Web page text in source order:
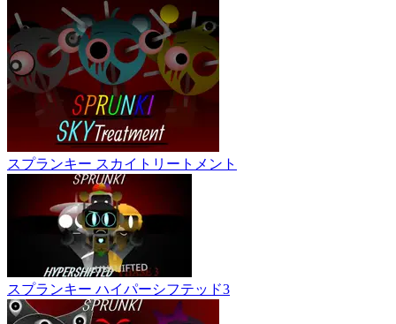
スプランキー スカイトリートメント
スプランキー ハイパーシフテッド3